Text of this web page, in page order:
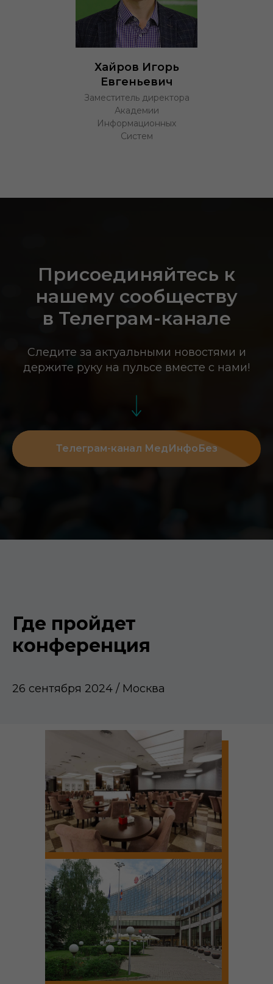
Хайров Игорь
Евгеньевич
Заместитель директора
Академии
Информационных
Систем
Присоединяйтесь к
нашему сообществу
в Телеграм-канале
Следите за актуальными новостями и
держите руку на пульсе вместе с нами!
Телеграм-канал МедИнфоБез
Где пройдет
конференция
26 сентября 2024 / Москва